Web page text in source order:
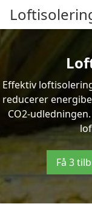
Effektiv
reducerer
CO2-
Få 3